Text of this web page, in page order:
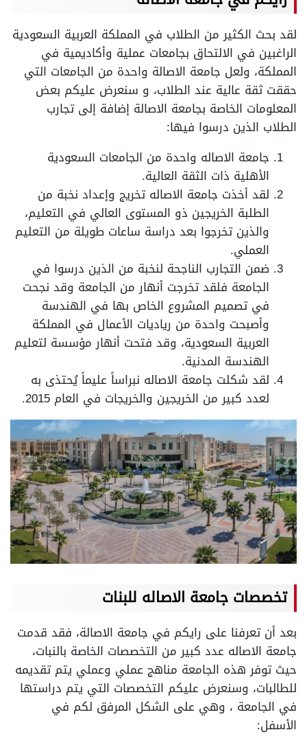
لقد بحث الكثير من الطلاب في المملكة العربية السعودية
الراغبين في الالتحاق بجامعات عملية وأكاديمية في
المملكة، ولعل جامعة الاصالة واحدة من الجامعات التي
حققت ثقة عالية عند الطلاب، و سنعرض عليكم بعض
المعلومات الخاصة بجامعة الاصالة إضافة إلى تجارب
الطلاب الذين درسوا فيها:
جامعة الاصاله واحدة من الجامعات السعودية
الأهلية ذات الثقة العالية.
لقد أخذت جامعة الاصاله تخريج وإعداد نخبة من
الطلبة الخريجين ذو المستوى العالي في التعليم،
والذين تخرجوا بعد دراسة ساعات طويلة من التعليم
العملي.
ضمن التجارب الناجحة لنخبة من الذين درسوا في
الجامعة فلقد تخرجت أنهار من الجامعة وقد نجحت
في تصميم المشروع الخاص بها في الهندسة
وأصبحت واحدة من رياديات الأعمال في المملكة
العربية السعودية، وقد فتحت أنهار مؤسسة لتعليم
الهندسة المدنية.
لقد شكلت جامعة الاصاله نبراساً عليماً يُحتذى به
لعدد كبير من الخريجين والخريجات في العام 2015.
تخصصات جامعة الاصاله للبنات
بعد أن تعرفنا على رايكم في جامعة الاصالة، فقد قدمت
جامعة الاصاله عدد كبير من التخصصات الخاصة بالنبات،
حيث توفر هذه الجامعة مناهج عملي وعملي يتم تقديمه
للطالبات، وسنعرض عليكم التخصصات التي يتم دراستها
في الجامعة ، وهي على الشكل المرفق لكم في
الأسفل: